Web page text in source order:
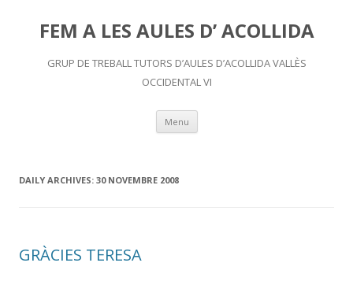
FEM A LES AULES D’ ACOLLIDA
GRUP DE TREBALL TUTORS D’AULES D’ACOLLIDA VALLÈS
OCCIDENTAL VI
Menu Skip
content
DAILY ARCHIVES: 30 NOVEMBRE 2008
GRÀCIES TERESA